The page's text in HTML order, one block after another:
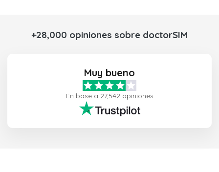
+28,000 opiniones sobre doctorSIM
Muy bueno
En base a 27,542 opiniones